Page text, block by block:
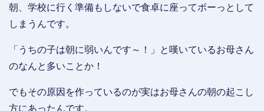
朝、学校に行く準備もしないで食卓に座ってボーっとして
しまうんです。
「うちの子は朝に弱いんです～！」と嘆いているお母さん
のなんと多いことか！
でもその原因を作っているのが実はお母さんの朝の起こし
方にあったんです。